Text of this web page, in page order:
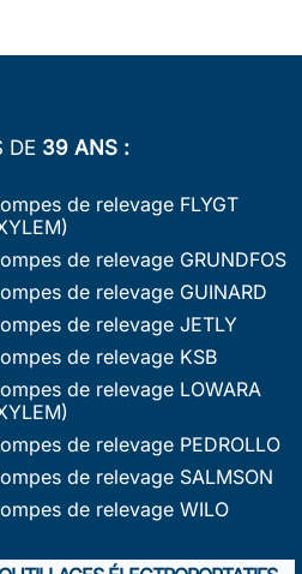
DE 39 ANS :
de relevage FLYGT
de relevage GRUNDFOS
de relevage GUINARD
de relevage JETLY
de relevage KSB
de relevage LOWARA
de relevage PEDROLLO
de relevage SALMSON
de relevage WILO